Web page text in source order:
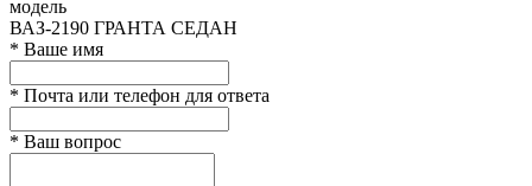
модель
ВАЗ-2190 ГРАНТА СЕДАН
* Ваше имя
* Почта или телефон для ответа
* Ваш вопрос